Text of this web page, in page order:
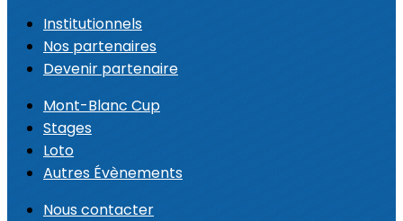
Institutionnels
Nos partenaires
Devenir partenaire
Mont-Blanc Cup
Stages
Loto
Autres Évènements
Nous contacter